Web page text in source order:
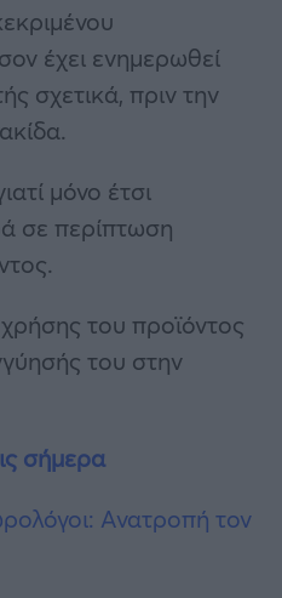
έχει ενημερωθεί
σχετικά, πριν την
μόνο έτσι
σε περίπτωση
χρήσης του προϊόντος
του στην
σήμερα
Ανατροπή τον